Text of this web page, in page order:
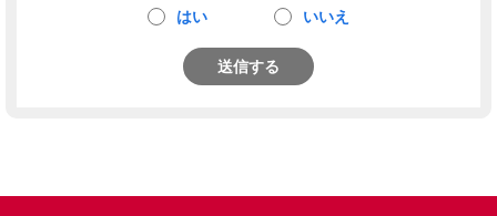
はい いいえ
送信する